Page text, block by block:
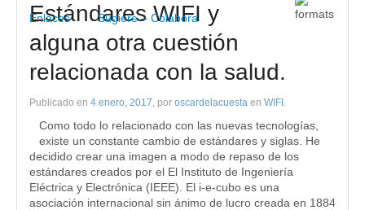
Enlaces Sugiere – Colabora
Estándares WIFI y
alguna otra cuestión
relacionada con la salud.
Publicado en 4 enero, 2017, por oscardelacuesta en WIFI .
Como todo lo relacionado con las nuevas tecnologías,
existe un constante cambio de estándares y siglas. He
decidido crear una imagen a modo de repaso de los
estándares creados por el El Instituto de Ingeniería
Eléctrica y Electrónica (IEEE). El i-e-cubo es una
asociación internacional sin ánimo de lucro creada en 1884